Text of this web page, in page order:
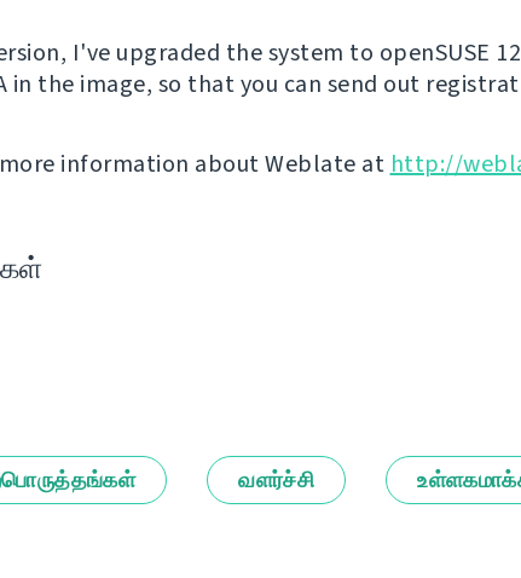
I've upgraded the system to openSUSE
in the image, so that you can send out
information about Weblate at http://
வளர்ச்சி